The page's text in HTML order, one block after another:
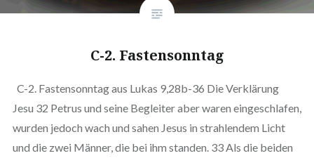
C-2. Fastensonntag
C-2. Fastensonntag aus Lukas 9,28b-36 Die Verklärung
Jesu 32 Petrus und seine Begleiter aber waren eingeschlafen,
wurden jedoch wach und sahen Jesus in strahlendem Licht
und die zwei Männer, die bei ihm standen. 33 Als die beiden